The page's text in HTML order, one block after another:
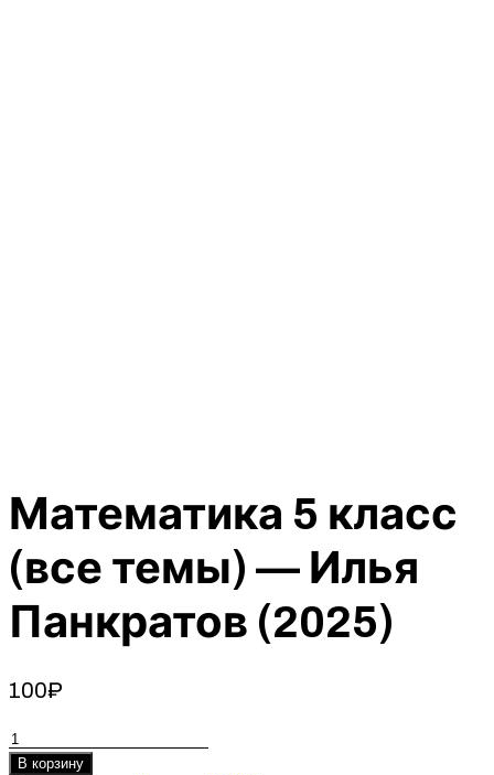
Математика 5 класс
(все темы) — Илья
Панкратов (2025)
100₽
Количество
товара
В корзину